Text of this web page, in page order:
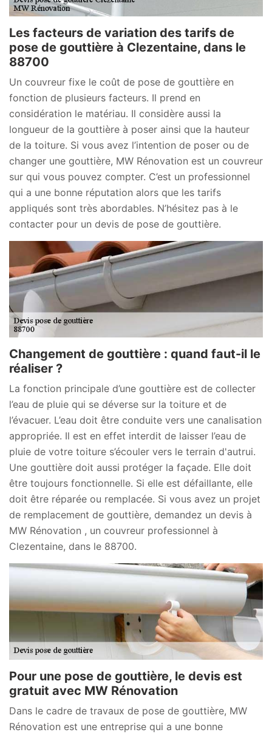
Les facteurs de variation des tarifs de
pose de gouttière à Clezentaine, dans le
88700
Un couvreur fixe le coût de pose de gouttière en
fonction de plusieurs facteurs. Il prend en
considération le matériau. Il considère aussi la
longueur de la gouttière à poser ainsi que la hauteur
de la toiture. Si vous avez l’intention de poser ou de
changer une gouttière, MW Rénovation est un couvreur
sur qui vous pouvez compter. C’est un professionnel
qui a une bonne réputation alors que les tarifs
appliqués sont très abordables. N’hésitez pas à le
contacter pour un devis de pose de gouttière.
Changement de gouttière : quand faut-il le
réaliser ?
La fonction principale d’une gouttière est de collecter
l’eau de pluie qui se déverse sur la toiture et de
l’évacuer. L’eau doit être conduite vers une canalisation
appropriée. Il est en effet interdit de laisser l’eau de
pluie de votre toiture s’écouler vers le terrain d'autrui.
Une gouttière doit aussi protéger la façade. Elle doit
être toujours fonctionnelle. Si elle est défaillante, elle
doit être réparée ou remplacée. Si vous avez un projet
de remplacement de gouttière, demandez un devis à
MW Rénovation , un couvreur professionnel à
Clezentaine, dans le 88700.
Pour une pose de gouttière, le devis est
gratuit avec MW Rénovation
Dans le cadre de travaux de pose de gouttière, MW
Rénovation est une entreprise qui a une bonne